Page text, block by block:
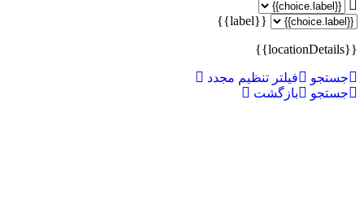
{{label}}
{{locationDetails}}
جستجو
فیلتر تنظیم مجدد
جستجو
بازگشت